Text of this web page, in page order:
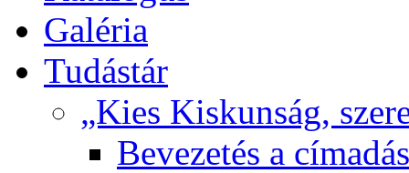
Galéria
Tudástár
„Kies Kiskunság,
Bevezetés a